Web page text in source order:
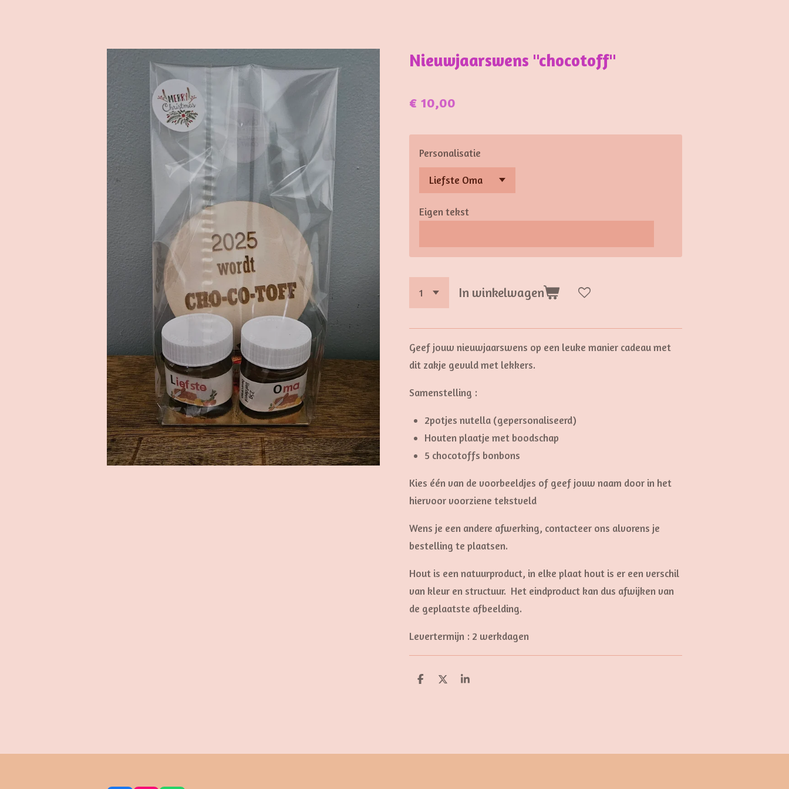
Nieuwjaarswens "chocotoff"
€ 10,00
Personalisatie
Eigen tekst
In winkelwagen
Geef jouw nieuwjaarswens op een leuke manier cadeau met
dit zakje gevuld met lekkers.
Samenstelling :
2potjes nutella (gepersonaliseerd)
Houten plaatje met boodschap
5 chocotoffs bonbons
Kies één van de voorbeeldjes of geef jouw naam door in het
hiervoor voorziene tekstveld
Wens je een andere afwerking, contacteer ons alvorens je
bestelling te plaatsen.
Hout is een natuurproduct, in elke plaat hout is er een verschil
van kleur en structuur. Het eindproduct kan dus afwijken van
de geplaatste afbeelding.
Levertermijn : 2 werkdagen
D
D
S